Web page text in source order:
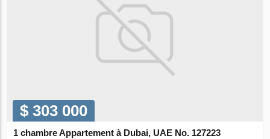
$ 303 000
1 chambre Appartement à Dubai, UAE No. 127223